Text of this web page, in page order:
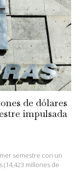
de dólares
impulsada
semestre con un
millones de